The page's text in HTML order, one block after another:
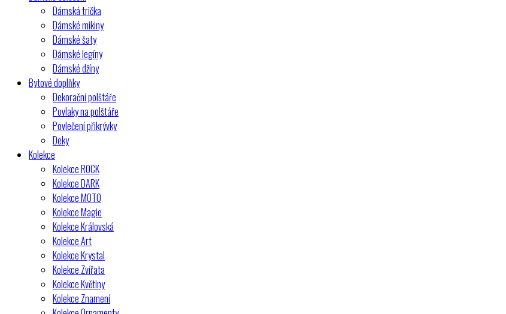
Dámská trička
Dámské mikiny
Dámské šaty
Dámské legíny
Dámské džíny
Bytové doplňky
Dekorační polštáře
Povlaky na polštáře
Povlečení přikrývky
Deky
Kolekce
Kolekce ROCK
Kolekce DARK
Kolekce MOTO
Kolekce Magie
Kolekce Královská
Kolekce Art
Kolekce Krystal
Kolekce Zvířata
Kolekce Květiny
Kolekce Znamení